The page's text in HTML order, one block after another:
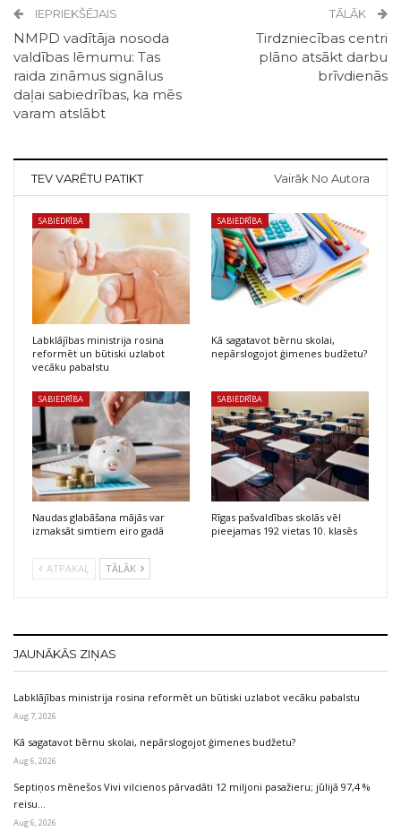
IEPRIEKŠĒJAIS
NMPD vadītāja nosoda
valdības lēmumu: Tas
raida zināmus signālus
daļai sabiedrības, ka mēs
varam atslābt
TĀLĀK
Tirdzniecības centri
plāno atsākt darbu
brīvdienās
TEV VARĒTU PATIKT Vairāk No Autora
SABIEDRĪBA
Labklājības ministrija rosina
reformēt un būtiski uzlabot
vecāku pabalstu
SABIEDRĪBA
Kā sagatavot bērnu skolai,
nepārslogojot ģimenes budžetu?
SABIEDRĪBA
Naudas glabāšana mājās var
izmaksāt simtiem eiro gadā
SABIEDRĪBA
Rīgas pašvaldības skolās vēl
pieejamas 192 vietas 10. klasēs
ATPAKAĻ TĀLĀK
JAUNĀKĀS ZIŅAS
Labklājības ministrija rosina reformēt un būtiski uzlabot vecāku pabalstu
Aug 7, 2026
Kā sagatavot bērnu skolai, nepārslogojot ģimenes budžetu?
Aug 6, 2026
Septiņos mēnešos Vivi vilcienos pārvadāti 12 miljoni pasažieru; jūlijā 97,4 %
reisu…
Aug 6, 2026